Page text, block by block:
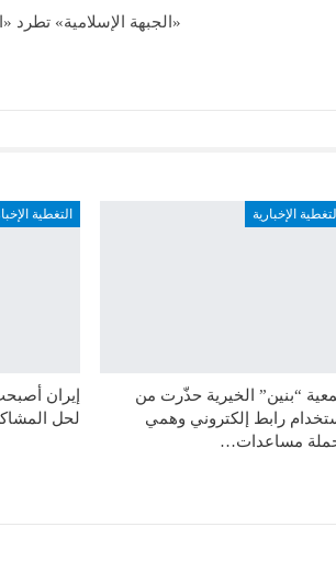
«الجبهة الإسلامية» تطرد
الإخبارية
“بنين” الخيرية حذّرت من
رابط إلكتروني وهمي
مساعدات…
التغطية
إيران
لحل